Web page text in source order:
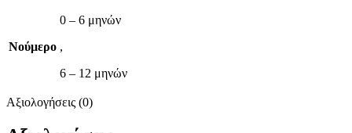
Νούμερο
0 – 6 μηνών
,
6 – 12 μηνών
Αξιολογήσεις (0)